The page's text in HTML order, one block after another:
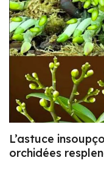
L’astuce
orchidées